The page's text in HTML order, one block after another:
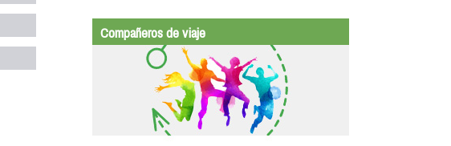
Compañeros de viaje